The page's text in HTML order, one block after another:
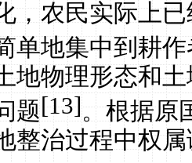
，农民实际上
单地集中到耕
地物理形态和
题[13]。根据原
整治过程中权